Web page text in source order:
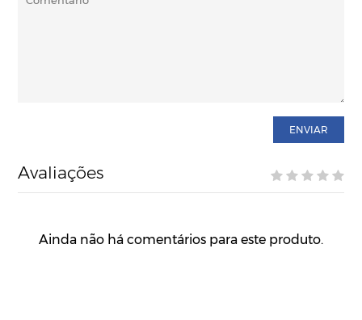
ENVIAR
Avaliações
Ainda não há comentários para este produto.